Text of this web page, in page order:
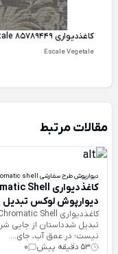
کاغذ‌دیواری Escale Vegetale 85789449
Escale Vegetale
مقالات مرتبط
دیوارپوش طرح سفارشی choromatic shell ساخته شده از پودر صدف
دیوارپوش لوکس
تبدیل شدداستان از جایی
نیست؛ در عمق آب، جای...
53 دقیقه پیش
0